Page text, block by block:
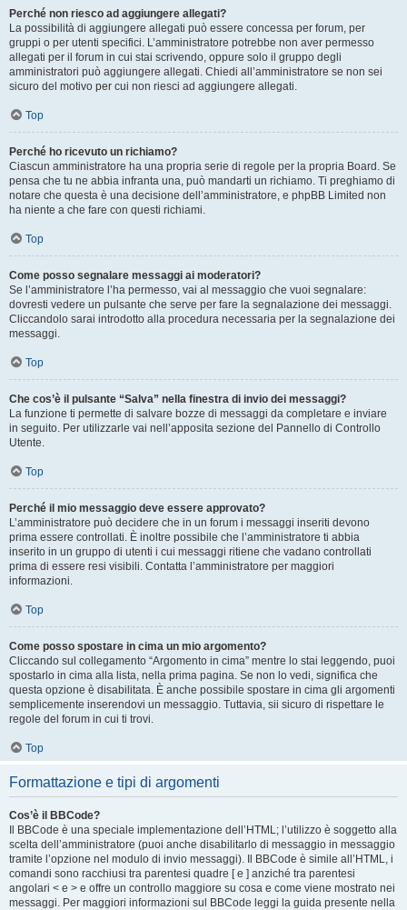
Perché non riesco ad aggiungere allegati?
La possibilità di aggiungere allegati può essere concessa per forum, per
gruppi o per utenti specifici. L’amministratore potrebbe non aver permesso
allegati per il forum in cui stai scrivendo, oppure solo il gruppo degli
amministratori può aggiungere allegati. Chiedi all’amministratore se non sei
sicuro del motivo per cui non riesci ad aggiungere allegati.
Top
Perché ho ricevuto un richiamo?
Ciascun amministratore ha una propria serie di regole per la propria Board. Se
pensa che tu ne abbia infranta una, può mandarti un richiamo. Ti preghiamo di
notare che questa è una decisione dell’amministratore, e phpBB Limited non
ha niente a che fare con questi richiami.
Top
Come posso segnalare messaggi ai moderatori?
Se l’amministratore l’ha permesso, vai al messaggio che vuoi segnalare:
dovresti vedere un pulsante che serve per fare la segnalazione dei messaggi.
Cliccandolo sarai introdotto alla procedura necessaria per la segnalazione dei
messaggi.
Top
Che cos’è il pulsante “Salva” nella finestra di invio dei messaggi?
La funzione ti permette di salvare bozze di messaggi da completare e inviare
in seguito. Per utilizzarle vai nell’apposita sezione del Pannello di Controllo
Utente.
Top
Perché il mio messaggio deve essere approvato?
L’amministratore può decidere che in un forum i messaggi inseriti devono
prima essere controllati. È inoltre possibile che l’amministratore ti abbia
inserito in un gruppo di utenti i cui messaggi ritiene che vadano controllati
prima di essere resi visibili. Contatta l’amministratore per maggiori
informazioni.
Top
Come posso spostare in cima un mio argomento?
Cliccando sul collegamento “Argomento in cima” mentre lo stai leggendo, puoi
spostarlo in cima alla lista, nella prima pagina. Se non lo vedi, significa che
questa opzione è disabilitata. È anche possibile spostare in cima gli argomenti
semplicemente inserendovi un messaggio. Tuttavia, sii sicuro di rispettare le
regole del forum in cui ti trovi.
Top
Formattazione e tipi di argomenti
Cos’è il BBCode?
Il BBCode è una speciale implementazione dell’HTML; l’utilizzo è soggetto alla
scelta dell’amministratore (puoi anche disabilitarlo di messaggio in messaggio
tramite l’opzione nel modulo di invio messaggi). Il BBCode è simile all’HTML, i
comandi sono racchiusi tra parentesi quadre [ e ] anziché tra parentesi
angolari < e > e offre un controllo maggiore su cosa e come viene mostrato nei
messaggi. Per maggiori informazioni sul BBCode leggi la guida presente nella